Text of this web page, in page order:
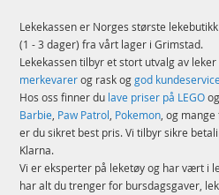
Lekekassen er Norges største
(1 - 3 dager) fra vårt lager i Grimstad.
Lekekassen tilbyr et stort utvalg av
merkevarerog rask oggod
Hos oss finner du lave priser på LEGO
Barbie, Paw Patrol, Pokemon, og
er du sikret best pris. Vi tilbyr sikre
Klarna.
Vi er eksperter på leketøy og har vært i
har alt du trenger for bursdagsgaver,